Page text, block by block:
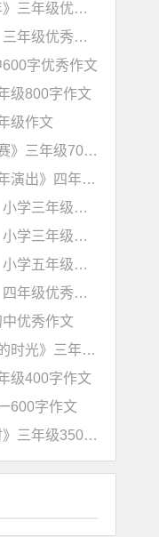
《快乐的新年》三年级优秀作文
《新年真好》三年级优秀作文
600字优秀作文
级800字作文
级作文
《新年包饺子大赛》三年级700字作文
《我的第一次新年演出》四年级700字作文
《新年心愿》小学三年级优秀作文
《新年舞龙》小学三年级作文
《新年愿望》小学五年级优秀作文
《新年畅想》四年级优秀作文
中优秀作文
《新年中最快乐的时光》三年级500字作文
级400字作文
600字作文
《新年倒计时》三年级350字作文